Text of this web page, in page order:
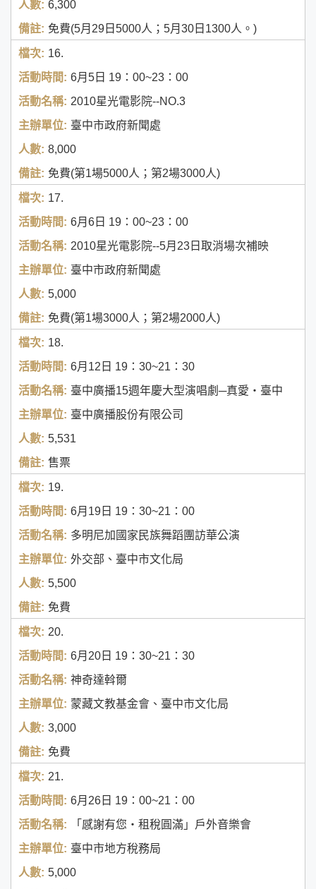
6,300
免費(5月29日5000人；5月30日1300人。)
16.
6月5日 19：00~23：00
2010星光電影院--NO.3
臺中市政府新聞處
8,000
免費(第1場5000人；第2場3000人)
17.
6月6日 19：00~23：00
2010星光電影院--5月23日取消場次補映
臺中市政府新聞處
5,000
免費(第1場3000人；第2場2000人)
18.
6月12日 19：30~21：30
臺中廣播15週年慶大型演唱劇─真愛‧臺中
臺中廣播股份有限公司
5,531
售票
19.
6月19日 19：30~21：00
多明尼加國家民族舞蹈團訪華公演
外交部、臺中市文化局
5,500
免費
20.
6月20日 19：30~21：30
神奇達斡爾
蒙藏文教基金會、臺中市文化局
3,000
免費
21.
6月26日 19：00~21：00
「感謝有您‧租稅圓滿」戶外音樂會
臺中市地方稅務局
5,000